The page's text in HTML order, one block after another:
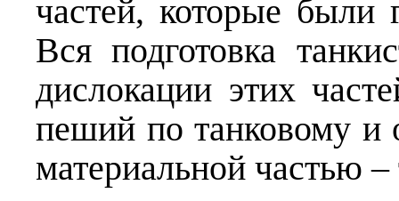
частей, которые были
Вся подготовка
дислокации этих
пеший по танковому и
материальной частью